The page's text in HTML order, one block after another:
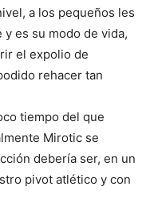
a los pequeños les
y es su modo de vida,
el expolio de
rehacer tan
tiempo del que
Mirotic se
debería ser, en un
pivot atlético y con